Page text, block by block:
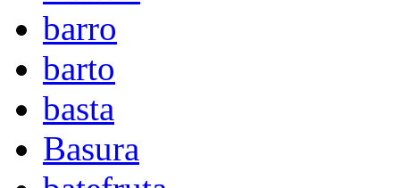
barro
barto
basta
Basura